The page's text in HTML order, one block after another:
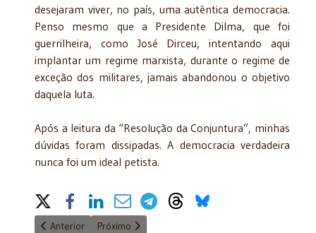
desejaram viver, no país, uma autêntica democracia.
Penso mesmo que a Presidente Dilma, que foi
guerrilheira, como José Dirceu, intentando aqui
implantar um regime marxista, durante o regime de
exceção dos militares, jamais abandonou o objetivo
daquela luta.
Após a leitura da “Resolução da Conjuntura”, minhas
dúvidas foram dissipadas. A democracia verdadeira
nunca foi um ideal petista.
Share on Social Media
Artigo anterior: Repercussões no novo CPC na justiça do
Anterior Próximo artigo: Medida provisória: Uso e Abuso -
Próximo